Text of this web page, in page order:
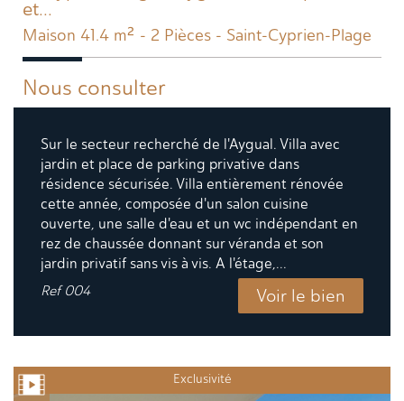
et...
Maison 41.4 m² - 2 Pièces - Saint-Cyprien-Plage
Nous consulter
Sur le secteur recherché de l'Aygual. Villa avec
jardin et place de parking privative dans
résidence sécurisée. Villa entièrement rénovée
cette année, composée d'un salon cuisine
ouverte, une salle d'eau et un wc indépendant en
rez de chaussée donnant sur véranda et son
jardin privatif sans vis à vis. A l'étage,...
Ref004 Voir le bien
Exclusivité